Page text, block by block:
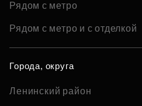
Рядом с метро
Рядом с метро и с отделкой
Города, округа
Ленинский район